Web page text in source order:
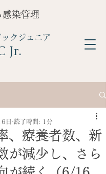
感染管理
クジュニア
Jr.
、療養者数、新
が減少し、さら
日
読了時間: 1分